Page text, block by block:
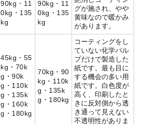
90kg
11
0kg
135
kg
90kg
11
0kg
135
kg
グが施され、やや
黄味なので暖かみ
があります。
45kg
55
kg
70k
g
90k
g
110k
g
135k
g
160k
g
180kg
70kg
90
kg
110k
g
135k
g
180kg
コーティングをし
ていない化学パル
プだけで製造した
紙です。最も目に
する機会の多い用
紙です。白色度が
高く、印刷したと
きに反対側から透
き通って見えない
不透明性がありま